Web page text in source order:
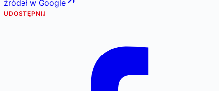
źródeł w Google
UDOSTĘPNIJ